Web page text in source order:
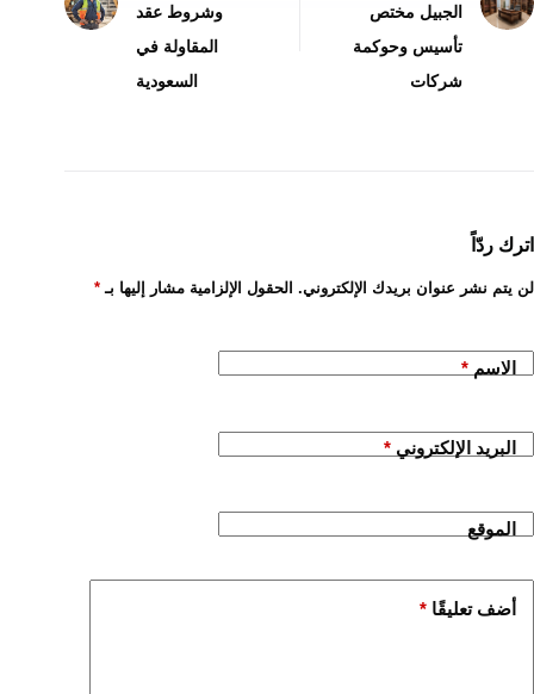
الجبيل مختص
تأسيس وحوكمة
شركات
وشروط عقد
المقاولة في
السعودية
اترك ردّاً
لن يتم نشر عنوان بريدك الإلكتروني. الحقول الإلزامية مشار إليها بـ *
الاسم *
البريد الإلكتروني *
الموقع
أضف تعليقًا *